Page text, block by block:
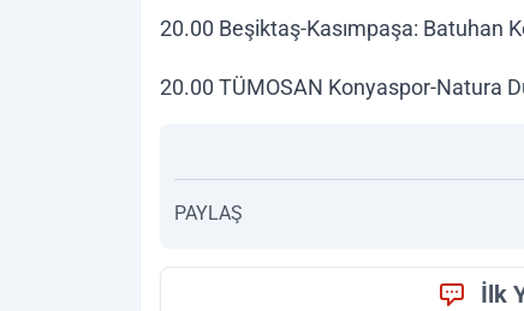
20.00 Beşiktaş-Kasımpaşa: Batuhan
20.00 TÜMOSAN Konyaspor-Natura
PAYLAŞ
İlk